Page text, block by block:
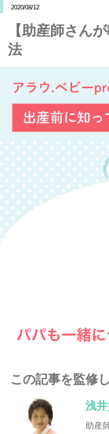
2020/08/12
【助産師さん
法
この記事を監修
浅
助産